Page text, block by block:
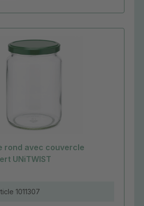
rond avec couvercle
UNiTWIST
1011307